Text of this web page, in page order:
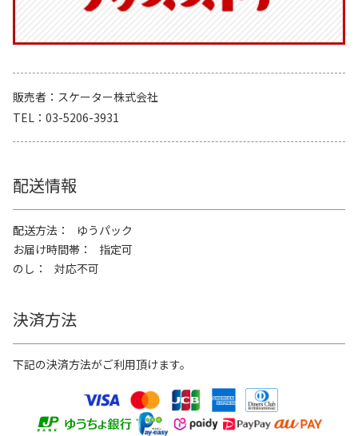
販売者
スケーター株式会社
TEL
03-5206-3931
配送情報
配送方法
ゆうパック
お届け時間帯
指定可
のし
対応不可
決済方法
下記の決済方法がご利用頂けます。